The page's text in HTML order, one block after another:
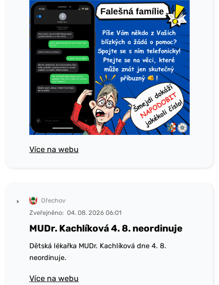
Více na webu
Ořechov
Zveřejněno: 04. 08. 2026 06:01
MUDr. Kachlíková 4. 8. neordinuje
Dětská lékařka MUDr. Kachlíková dne 4. 8.
neordinuje.
Více na webu